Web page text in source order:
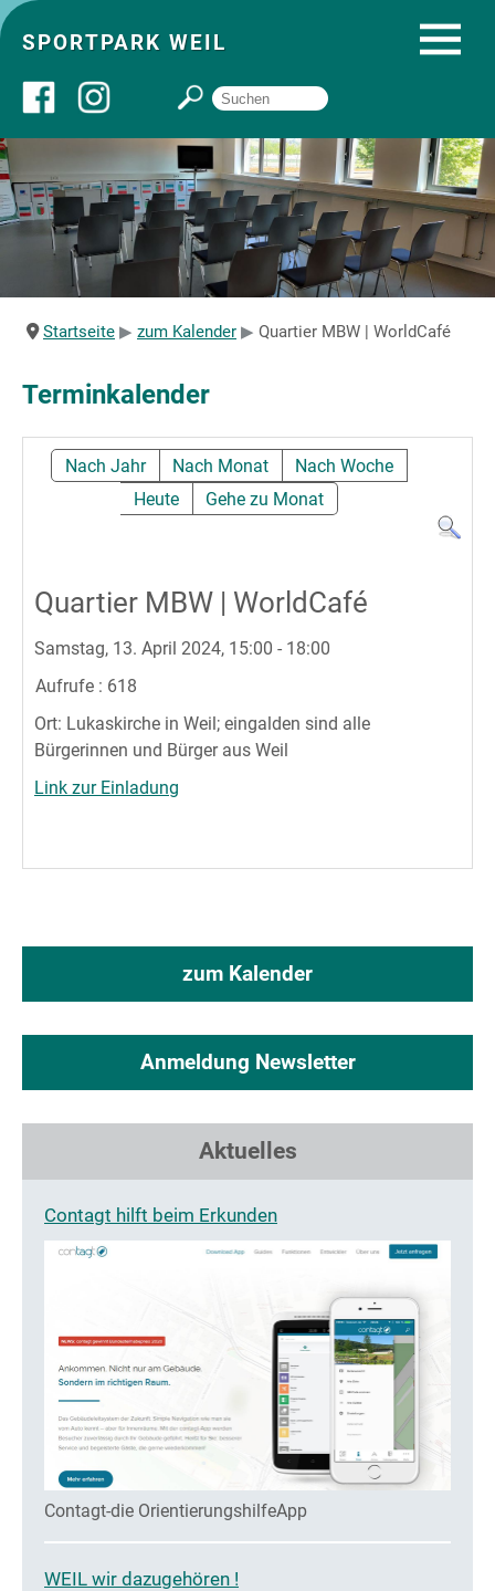
SPORTPARK WEIL
Über uns
Startseite
Angebote
Sportpark
Startseite zum Kalender Quartier MBW | WorldCafé
Terminkalender
Nach Jahr Nach Monat
Nach Woche
Heute
Gehe zu Monat
Quartier MBW | WorldCafé
Samstag, 13. April 2024, 15:00 - 18:00
Aufrufe: 618
Ort: Lukaskirche in Weil; eingalden sind alle
Bürgerinnen und Bürger aus Weil
Link zur Einladung
zum Kalender
Anmeldung Newsletter
Aktuelles
Contagt hilft beim Erkunden
Contagt-die OrientierungshilfeApp
WEIL wir dazugehören !